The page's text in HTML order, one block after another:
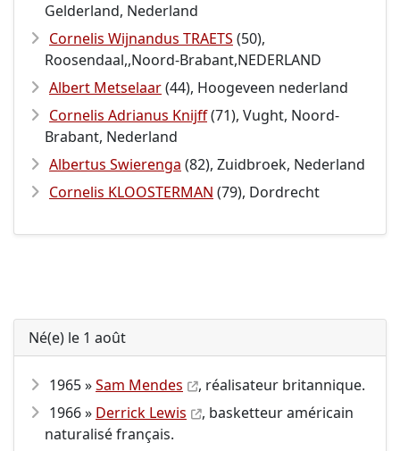
Gelderland, Nederland
Cornelis Wijnandus TRAETS (50),
Roosendaal,,Noord-Brabant,NEDERLAND
Albert Metselaar(44), Hoogeveen nederland
Cornelis Adrianus Knijff(71), Vught, Noord-
Brabant, Nederland
Albertus Swierenga (82), Zuidbroek, Nederland
Cornelis KLOOSTERMAN (79), Dordrecht
Né(e) le 1 août
1965 »Sam Mendes
, réalisateur britannique.
1966 » Derrick Lewis
, basketteur américain
naturalisé français.